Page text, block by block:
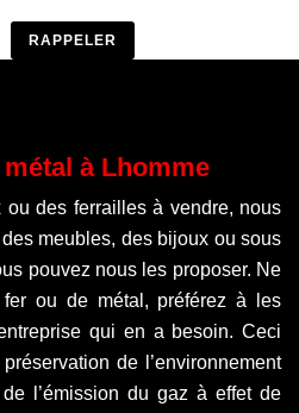
à Lhomme
des ferrailles à vendre, nous
meubles, des bijoux ou sous
pouvez nous les proposer. Ne
ou de métal, préférez à les
qui en a besoin. Ceci
de l’environnement
l’émission du gaz à effet de